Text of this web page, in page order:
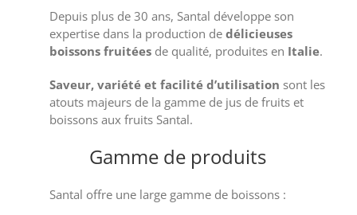
Depuis plus de 30 ans, Santal développe son
expertise dans la production de délicieuses
boissons fruitées de qualité, produites en Italie.
Saveur, variété et facilité d’utilisation sont les
atouts majeurs de la gamme de jus de fruits et
boissons aux fruits Santal.
Gamme de produits
Santal offre une large gamme de boissons :